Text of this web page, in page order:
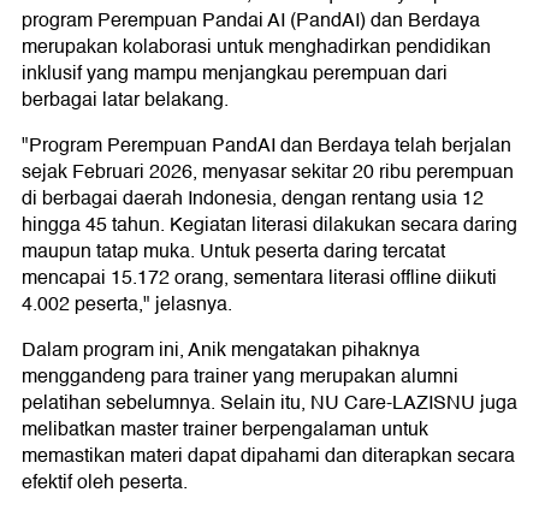
program Perempuan Pandai AI (PandAI) dan Berdaya
merupakan kolaborasi untuk menghadirkan pendidikan
inklusif yang mampu menjangkau perempuan dari
berbagai latar belakang.
"Program Perempuan PandAI dan Berdaya telah berjalan
sejak Februari 2026, menyasar sekitar 20 ribu perempuan
di berbagai daerah Indonesia, dengan rentang usia 12
hingga 45 tahun. Kegiatan literasi dilakukan secara daring
maupun tatap muka. Untuk peserta daring tercatat
mencapai 15.172 orang, sementara literasi offline diikuti
4.002 peserta," jelasnya.
Dalam program ini, Anik mengatakan pihaknya
menggandeng para trainer yang merupakan alumni
pelatihan sebelumnya. Selain itu, NU Care-LAZISNU juga
melibatkan master trainer berpengalaman untuk
memastikan materi dapat dipahami dan diterapkan secara
efektif oleh peserta.